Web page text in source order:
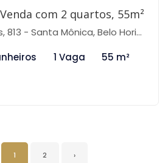
com 2 quartos, 55m²
- Santa Mônica, Belo Horizonte-MG
1 Vaga 55 m²
1 2 ›